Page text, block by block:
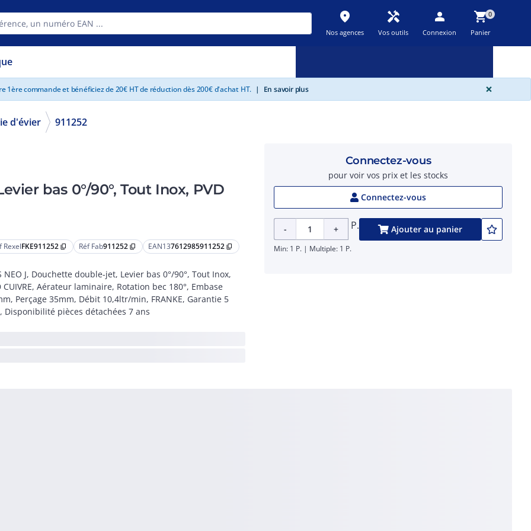
place
Nos agences
handyman
Vos outils
person
Connexion
shopping_cart0
Panier
1ère commande et bénéficiez de 20€ HT de réduction dès 200€ d'achat HT. | En savoir plus ×
d'évier 911252
bas 0°/90°, Tout Inox, PVD
RexelFKE911252 content_copy Réf Fab911252 content_copy EAN137612985911252 content_copy
NEO J, Douchette double-jet, Levier bas 0°/90°, Tout Inox,
CUIVRE, Aérateur laminaire, Rotation bec 180°, Embase
Perçage 35mm, Débit 10,4ltr/min, FRANKE, Garantie 5
Disponibilité pièces détachées 7 ans
Connectez-vous
pour voir vos prix et les stocks
Connectez-vous
- + P. Ajouter au panier
Min: 1 P. | Multiple: 1 P.